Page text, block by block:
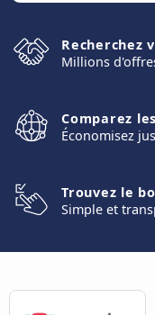
Recherchez
Millions
Comparez
Économisez
Trouvez le
Simple et